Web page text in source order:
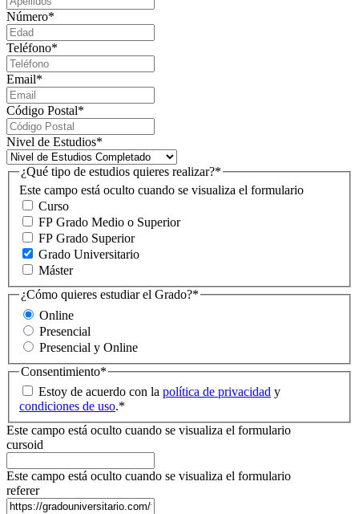
Número*
Teléfono*
Email*
Código Postal*
Nivel de Estudios*
Este campo está oculto cuando se visualiza el formulario
¿Qué tipo de estudios quieres realizar?*
Curso
FP Grado Medio o Superior
FP Grado Superior
Grado Universitario
Máster
¿Cómo quieres estudiar el Grado?*
Online
Presencial
Presencial y Online
Consentimiento*
Estoy de acuerdo con la política de privacidad y
condiciones de uso.*
Este campo está oculto cuando se visualiza el formulario
cursoid
Este campo está oculto cuando se visualiza el formulario
referer